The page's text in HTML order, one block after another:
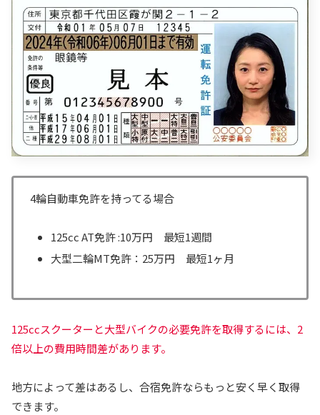
4輪自動車免許を持ってる場合
125cc AT免許 :10万円 最短1週間
大型二輪MT免許：25万円 最短1ヶ月
125ccスクーターと大型バイクの必要免許を取得するには、2
倍以上の費用時間差があります。
地方によって差はあるし、合宿免許ならもっと安く早く取得
できます。